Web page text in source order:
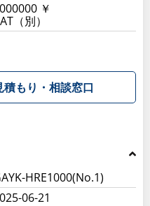
￥
（別）
もり・相談窓口
HRE1000(No.1)
06-21